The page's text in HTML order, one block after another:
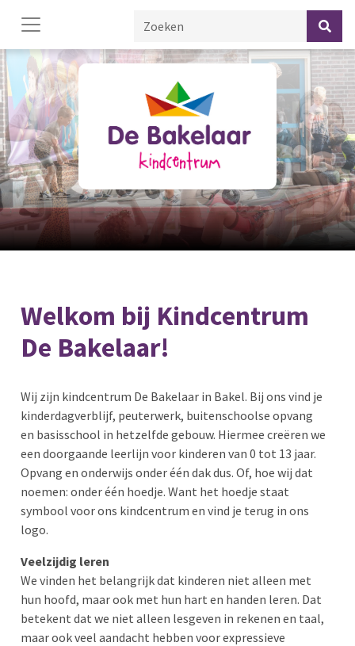
Welkom bij Kindcentrum
De Bakelaar!
Wij zijn kindcentrum De Bakelaar in Bakel. Bij ons vind je
kinderdagverblijf, peuterwerk, buitenschoolse opvang
en basisschool in hetzelfde gebouw. Hiermee creëren we
een doorgaande leerlijn voor kinderen van 0 tot 13 jaar.
Opvang en onderwijs onder één dak dus. Of, hoe wij dat
noemen: onder één hoedje. Want het hoedje staat
symbool voor ons kindcentrum en vind je terug in ons
logo.
Veelzijdig leren
We vinden het belangrijk dat kinderen niet alleen met
hun hoofd, maar ook met hun hart en handen leren. Dat
betekent dat we niet alleen lesgeven in rekenen en taal,
maar ook veel aandacht hebben voor expressieve